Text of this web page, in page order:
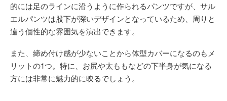
的には足のラインに沿うように作られるパンツですが、サル
エルパンツは股下が深いデザインとなっているため、周りと
違う個性的な雰囲気を演出できます。
また、締め付け感が少ないことから体型カバーになるのもメ
リットの1つ。特に、お尻や太ももなどの下半身が気になる
方には非常に魅力的に映るでしょう。